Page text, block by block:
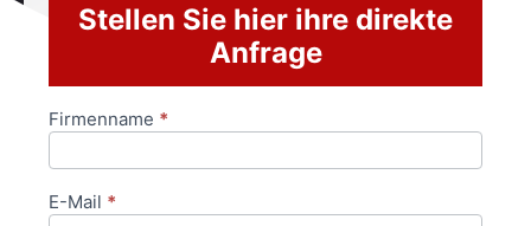
Stellen Sie hier ihre direkte
Anfrage
Anfrageformular
Firmenname *
E-Mail *